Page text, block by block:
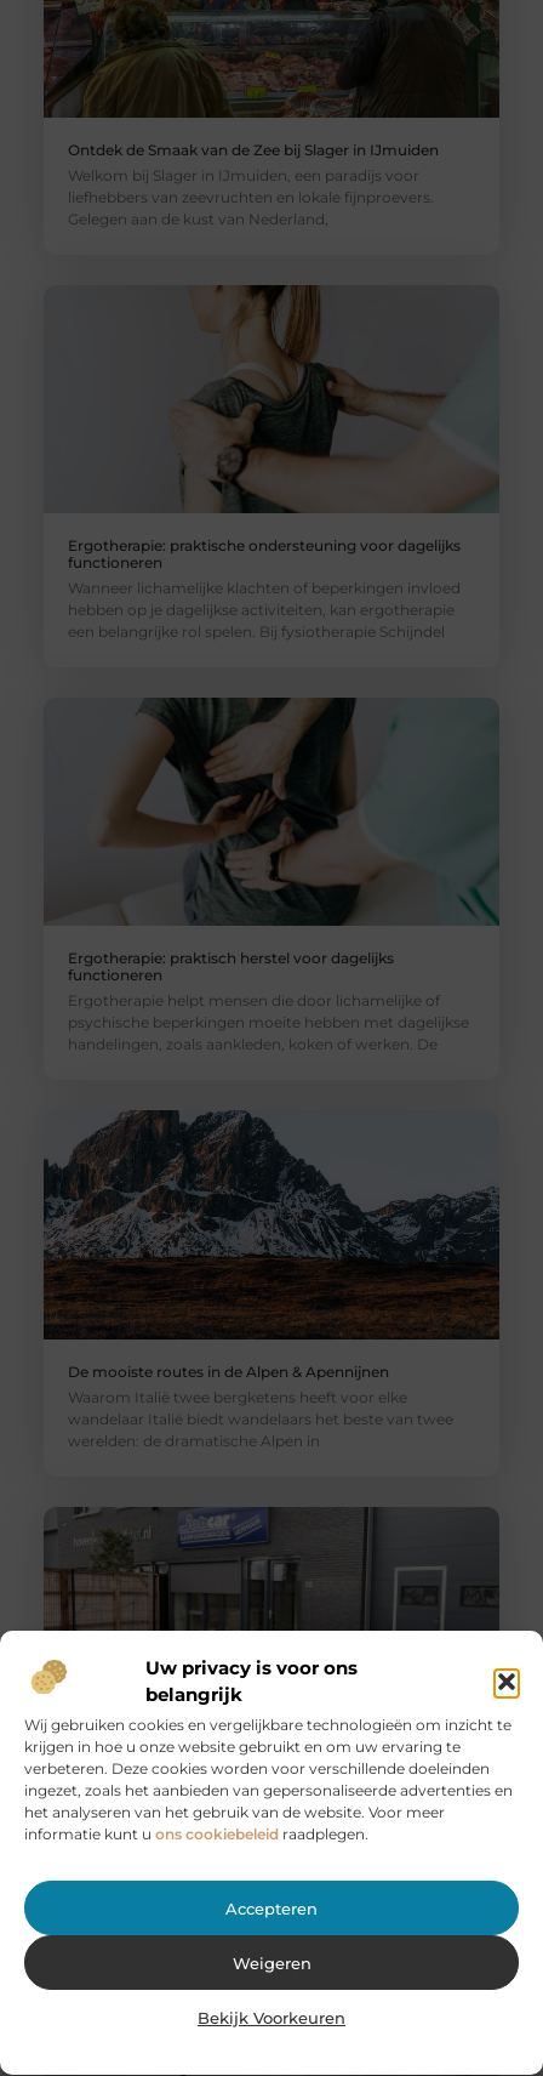
Uw privacy is voor ons
belangrijk
Wij gebruiken cookies en vergelijkbare technologieën om inzicht te
krijgen in hoe u onze website gebruikt en om uw ervaring te
verbeteren. Deze cookies worden voor verschillende doeleinden
ingezet, zoals het aanbieden van gepersonaliseerde advertenties en
het analyseren van het gebruik van de website. Voor meer
informatie kunt u ons cookiebeleid raadplegen.
Accepteren
Weigeren
Bekijk Voorkeuren
Ontdek de Smaak van de Zee bij Slager in IJmuiden
Welkom bij Slager in IJmuiden, een paradijs voor
liefhebbers van zeevruchten en lokale fijnproevers.
Gelegen aan de kust van Nederland,
Ergotherapie: praktische ondersteuning voor dagelijks
functioneren
Wanneer lichamelijke klachten of beperkingen invloed
hebben op je dagelijkse activiteiten, kan ergotherapie
een belangrijke rol spelen. Bij fysiotherapie Schijndel
Ergotherapie: praktisch herstel voor dagelijks
functioneren
Ergotherapie helpt mensen die door lichamelijke of
psychische beperkingen moeite hebben met dagelijkse
handelingen, zoals aankleden, koken of werken. De
De mooiste routes in de Alpen & Apennijnen
Waarom Italië twee bergketens heeft voor elke
wandelaar Italië biedt wandelaars het beste van twee
werelden: de dramatische Alpen in
Huur een aanhanger of autoambulance bij JobCar –
Voor elk vervoer de juiste oplossing
Bij JobCar in Etten-Leur bent u aan het juiste adres voor
het huren van aanhangers en autoambulances. Of u nu